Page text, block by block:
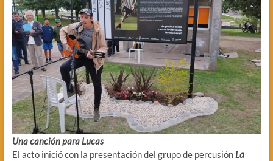
Una canción para Lucas
El acto inició con la presentación del grupo de percusiónLa